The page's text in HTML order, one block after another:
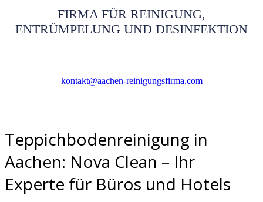
FIRMA FÜR REINIGUNG,
ENTRÜMPELUNG UND DESINFEKTION
kontakt@aachen-reinigungsfirma.com
Teppichbodenreinigung in
Aachen: Nova Clean – Ihr
Experte für Büros und Hotels